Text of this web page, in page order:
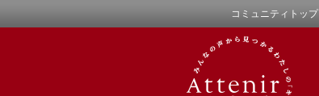
コミュニティトップ